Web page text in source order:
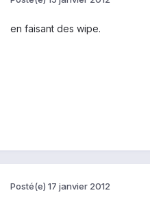
en faisant des wipe.
Posté(e) 17 janvier 2012